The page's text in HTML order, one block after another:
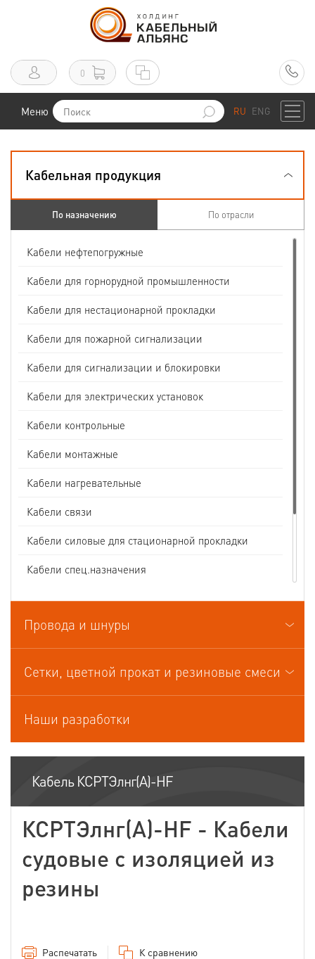
0
Меню RU ENG
Кабельная продукция
По назначению По отрасли
Кабели нефтепогружные
Кабели для горнорудной промышленности
Кабели для нестационарной прокладки
Кабели для пожарной сигнализации
Кабели для сигнализации и блокировки
Кабели для электрических установок
Кабели контрольные
Кабели монтажные
Кабели нагревательные
Кабели связи
Кабели силовые для стационарной прокладки
Кабели спец.назначения
Кабели судовые
Кабели термоэлектродные
Провода и шнуры
Сетки, цветной прокат и резиновые смеси
Наши разработки
Кабель КСРТЭлнг(А)-HF
КСРТЭлнг(А)-HF - Кабели
судовые с изоляцией из
резины
Распечатать К сравнению